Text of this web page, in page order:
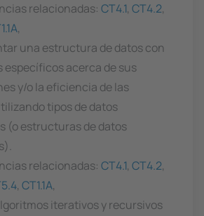
relacionadas: CT4.1, CT4.2,
,
una estructura de datos con
específicos acerca de sus
y/o la eficiencia de las
tipos de datos
(o estructuras de datos
relacionadas: CT4.1, CT4.2,
, CT1.1A,
iterativos y recursivos